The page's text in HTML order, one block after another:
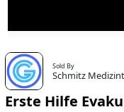
Sold By
Schmitz
Erste Hilfe